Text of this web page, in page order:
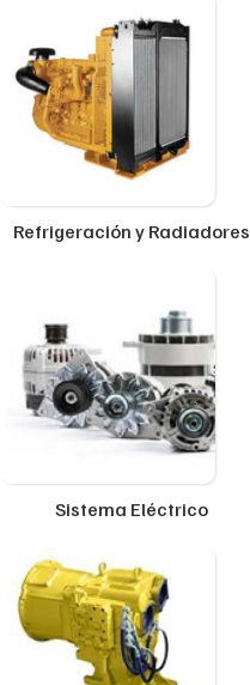
Refrigeración y Radiadores
Sistema Eléctrico